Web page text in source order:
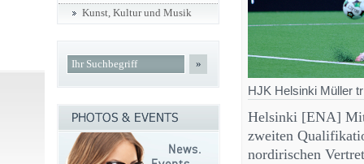
HJK Helsinki Müller
Helsinki [ENA] Mit
zweiten
nordirischen
Kunst, Kultur und Musik
»